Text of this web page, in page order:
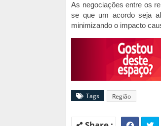
As negociações entre os
se que um acordo seja
minimizando o impacto
Tags Região